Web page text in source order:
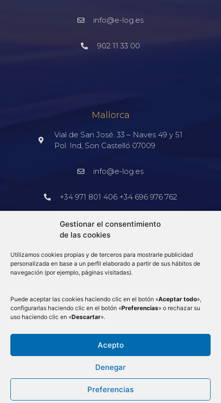
Gestionar el consentimiento
de las cookies
Utilizamos cookies propias y de terceros para mostrarle publicidad
personalizada en base a un perfil elaborado a partir de sus hábitos de
navegación (por ejemplo, páginas visitadas).
Puede aceptar las cookies haciendo clic en el botón «Aceptar todo»,
configurarlas haciendo clic en el botón «Preferencias» o rechazar su
uso haciendo clic en «Descartar».
Acepto
Denegar
Preferencias
info@e-log.es
902 11 33 00
Mallorca
Vial de San José. 33 – Naves 49 y 51
Pol. Ind, Son Castelló 07009
info@e-log.es
+34 971 801 406 +34 696 976 762
+34 913 578 905
info@e-log.es
Blog
Aduanas–Mercancias por avión
Política de privacidad
Ⓒ 2023 - e-log Todos los derechos reservados